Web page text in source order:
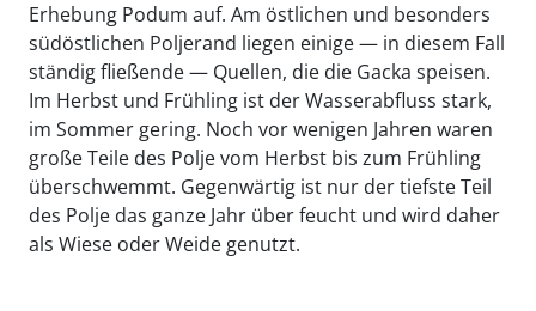
Erhebung Podum auf. Am östlichen und besonders
südöstlichen Poljerand liegen einige — in diesem Fall
ständig fließende — Quellen, die die Gacka speisen.
Im Herbst und Frühling ist der Wasserabfluss stark,
im Sommer gering. Noch vor wenigen Jahren waren
große Teile des Polje vom Herbst bis zum Frühling
überschwemmt. Gegenwärtig ist nur der tiefste Teil
des Polje das ganze Jahr über feucht und wird daher
als Wiese oder Weide genutzt.